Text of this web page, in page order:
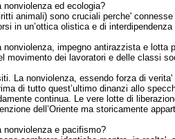
nonviolenza ed ecologia?
animali) sono cruciali perche'
in un’ottica olistica e di
nonviolenza, impegno antirazzista e
movimento dei lavoratori e delle classi
La nonviolenza, essendo forza di
di tutto quest’ultimo dinanzi allo
continua. Le vere lotte di
dell’Oriente ma storicamente
nonviolenza e pacifismo?